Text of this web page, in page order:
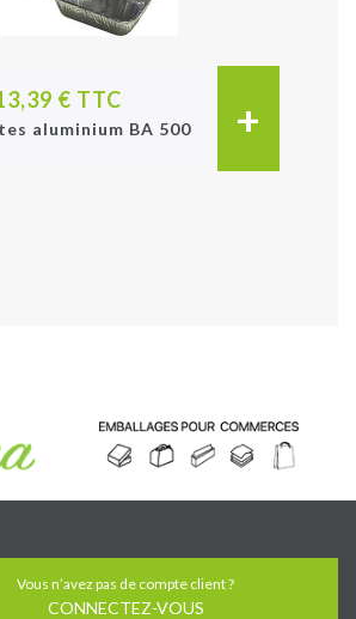
€ TTC
aluminium BA 500 +
Vous n’avez pas de compte client ?
CONNECTEZ-VOUS